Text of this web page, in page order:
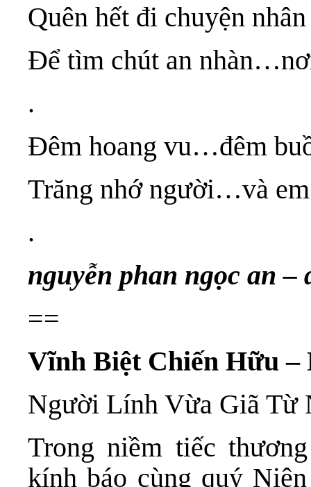
Quên hết đi chuyện
Để tìm chút an
.
Đêm hoang vu…đêm
Trăng nhớ người…và
.
nguyễn phan ngọc an –
==
Vĩnh Biệt Chiến Hữu –
Người Lính Vừa Giã
Trong niềm tiếc
kính báo cùng quý